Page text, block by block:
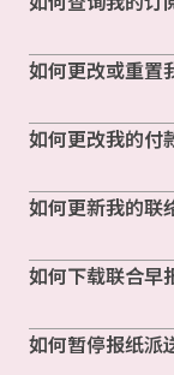
如何更改或重置
如何更改我的付
如何更新我的联
如何下载联合早
如何暂停报纸派